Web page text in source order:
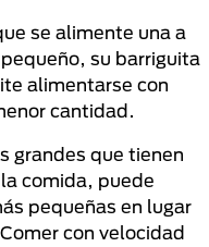
se alimente una a
su barriguita
alimentarse con
cantidad.
grandes que tienen
comida, puede
pequeñas en lugar
con velocidad